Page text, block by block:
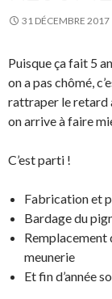
31 DÉCEMBRE 2017
Puisque ça fait 5
on a pas chômé,
rattraper le retard
on arrive à faire
C’est parti !
Fabrication et
Bardage du
Remplacement
meunerie
Et fin d’année